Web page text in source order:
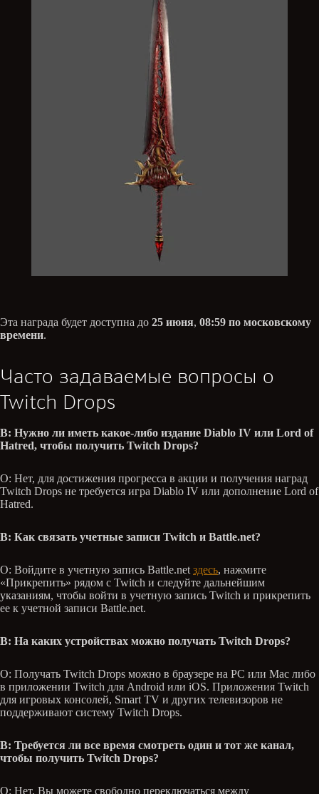
Эта награда будет доступна до 25 июня, 08:59 по московскому
времени.
Часто задаваемые вопросы о
Twitch Drops
В: Нужно ли иметь какое-либо издание Diablo IV или Lord of
Hatred, чтобы получить Twitch Drops?
О: Нет, для достижения прогресса в акции и получения наград
Twitch Drops не требуется игра Diablo IV или дополнение Lord of
Hatred.
В: Как связать учетные записи Twitch и Battle.net?
О: Войдите в учетную запись Battle.net здесь, нажмите
«Прикрепить» рядом с Twitch и следуйте дальнейшим
указаниям, чтобы войти в учетную запись Twitch и прикрепить
ее к учетной записи Battle.net.
В: На каких устройствах можно получать Twitch Drops?
О: Получать Twitch Drops можно в браузере на PC или Mac либо
в приложении Twitch для Android или iOS. Приложения Twitch
для игровых консолей, Smart TV и других телевизоров не
поддерживают систему Twitch Drops.
В: Требуется ли все время смотреть один и тот же канал,
чтобы получить Twitch Drops?
О: Нет. Вы можете свободно переключаться между